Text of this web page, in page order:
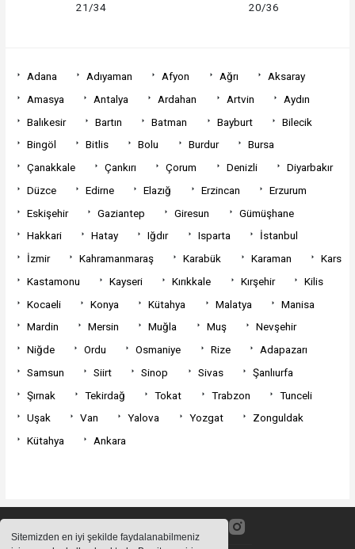
Sitemizden en iyi şekilde faydalanabilmeniz
21/34 20/36
Adana Adıyaman Afyon Ağrı
Aksaray
Amasya
Antalya Ardahan Artvin
Aydın
Balıkesir
Bartın Batman Bayburt
Bilecik
Bingöl
Bitlis Bolu Burdur
Bursa
Çanakkale
Çankırı Çorum Denizli
Diyarbakır
Düzce
Edirne Elazığ Erzincan
Erzurum
Eskişehir
Gaziantep Giresun
Gümüşhane
Hakkari
Hatay Iğdır Isparta
İstanbul
İzmir
Kahramanmaraş Karabük Karaman
Kars
Kastamonu
Kayseri Kırıkkale Kırşehir
Kilis
Kocaeli
Konya Kütahya Malatya
Manisa
Mardin
Mersin Muğla Muş
Nevşehir
Niğde
Ordu Osmaniye Rize
Adapazarı
Samsun
Siirt Sinop Sivas
Şanlıurfa
Şırnak
Tekirdağ Tokat Trabzon
Tunceli
Uşak
Van Yalova Yozgat
Zonguldak
Kütahya
Ankara